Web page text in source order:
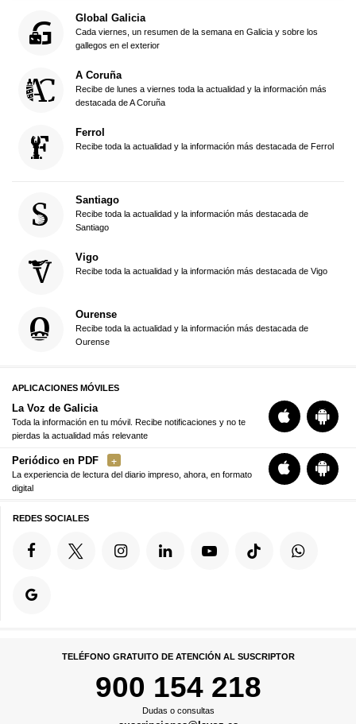
Global Galicia
Cada viernes, un resumen de la semana en Galicia y sobre los
gallegos en el exterior
A Coruña
Recibe de lunes a viernes toda la actualidad y la información más
destacada de A Coruña
Ferrol
Recibe toda la actualidad y la información más destacada de Ferrol
Santiago
Recibe toda la actualidad y la información más destacada de
Santiago
Vigo
Recibe toda la actualidad y la información más destacada de Vigo
Ourense
Recibe toda la actualidad y la información más destacada de
Ourense
APLICACIONES MÓVILES
La Voz de Galicia
Toda la información en tu móvil. Recibe notificaciones y no te
pierdas la actualidad más relevante
Periódico en PDF
La experiencia de lectura del diario impreso, ahora, en formato
digital
REDES SOCIALES
TELÉFONO GRATUITO DE ATENCIÓN AL SUSCRIPTOR
900 154 218
Dudas o consultas